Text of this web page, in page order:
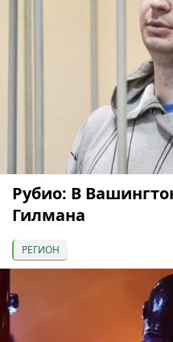
Рубио: В
Гилмана
РЕГИОН